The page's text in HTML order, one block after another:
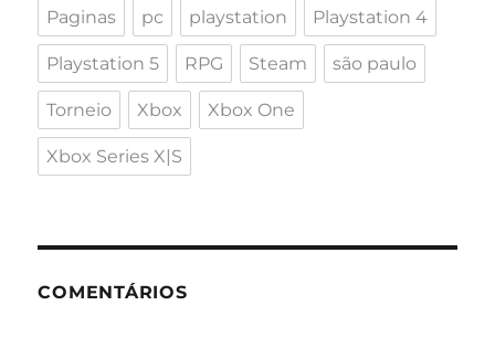
Paginas pc playstation Playstation 4
Playstation 5 RPG Steam são paulo
Torneio Xbox Xbox One
Xbox Series X|S
COMENTÁRIOS